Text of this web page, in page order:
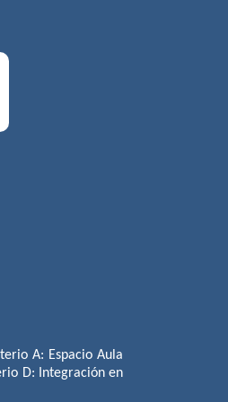
A: Espacio Aula
D: Integración en